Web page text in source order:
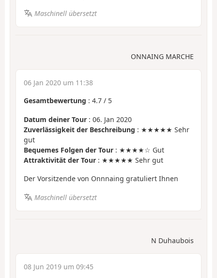
Maschinell übersetzt
ONNAING MARCHE
06 Jan 2020 um 11:38
Gesamtbewertung : 4.7 / 5
Datum deiner Tour : 06. Jan 2020
Zuverlässigkeit der Beschreibung : ★★★★★ Sehr
gut
Bequemes Folgen der Tour : ★★★★☆ Gut
Attraktivität der Tour : ★★★★★ Sehr gut
Der Vorsitzende von Onnnaing gratuliert Ihnen
Maschinell übersetzt
N Duhaubois
08 Jun 2019 um 09:45